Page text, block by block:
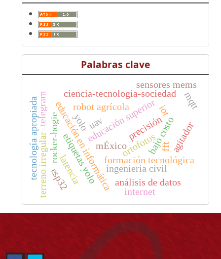
Palabras clave
formación tecnológica
educación en informáticaeducación superior
ciencia-tecnología-sociedad
ortofotos
etiquetas yolo
yolouav
robot agrícola
rocker-bogie bajo costo
terreno irregular
tecnología apropiada
ingeniería civil
análisis de datos
mÉxico
precisión
latencia
fft
sensores mems
esp32
iot
agitador
telegram mqtt
internet